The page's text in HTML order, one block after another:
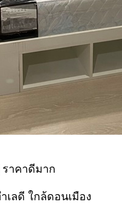
าคาดีมาก
เลดี ใกล้ดอนเมือง